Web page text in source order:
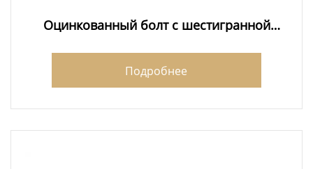
Оцинкованный болт с шестигранной
Подробнее